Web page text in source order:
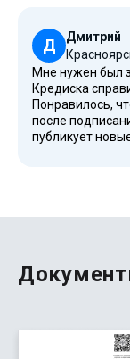
отзывах много
высокий
услугами.
Д
Дмитрий
Мне нужен был
Кредиска
Понравилось,
после
публикует
Сервис удобно